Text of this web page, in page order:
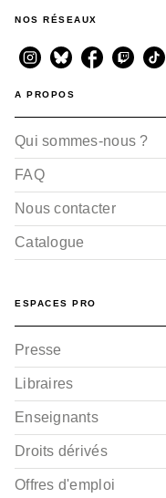
NOS RÉSEAUX
A PROPOS
Qui sommes-nous ?
FAQ
Nous contacter
Catalogue
ESPACES PRO
Presse
Libraires
Enseignants
Droits dérivés
Offres d'emploi